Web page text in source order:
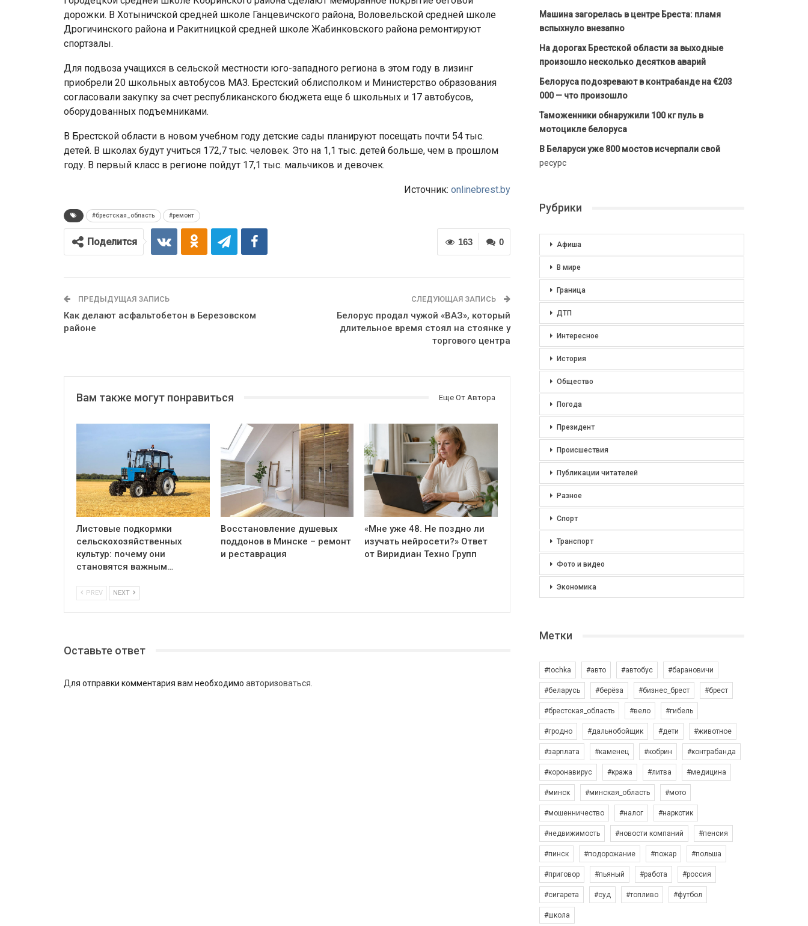
дорожки. В Хотыничской средней школе Ганцевичского района, Воловельской средней школе
Дрогичинского района и Ракитницкой средней школе Жабинковского района ремонтируют
спортзалы.
Для подвоза учащихся в сельской местности юго-западного региона в этом году в лизинг
приобрели 20 школьных автобусов МАЗ. Брестский облисполком и Министерство образования
согласовали закупку за счет республиканского бюджета еще 6 школьных и 17 автобусов,
оборудованных подъемниками.
В Брестской области в новом учебном году детские сады планируют посещать почти 54 тыс.
детей. В школах будут учиться 172,7 тыс. человек. Это на 1,1 тыс. детей больше, чем в прошлом
году. В первый класс в регионе пойдут 17,1 тыс. мальчиков и девочек.
Источник: onlinebrest.by
#брестская_область #ремонт
0
163
Поделится
ПРЕДЫДУЩАЯ ЗАПИСЬ
Как делают асфальтобетон в Березовском
районе
СЛЕДУЮЩАЯ ЗАПИСЬ
Белорус продал чужой «ВАЗ», который
длительное время стоял на стоянке у
торгового центра
Вам также могут понравиться Еще От Автора
Листовые подкормки
сельскохозяйственных
культур: почему они
становятся важным…
Восстановление душевых
поддонов в Минске – ремонт
и реставрация
«Мне уже 48. Не поздно ли
изучать нейросети?» Ответ
от Виридиан Техно Групп
PREV NEXT
Оставьте ответ
Для отправки комментария вам необходимо авторизоваться
Машина загорелась в центре Бреста: пламя
вспыхнуло внезапно
На дорогах Брестской области за выходные
произошло несколько десятков аварий
Белоруса подозревают в контрабанде на €203
000 — что произошло
Таможенники обнаружили 100 кг пуль в
мотоцикле белоруса
В Беларуси уже 800 мостов исчерпали свой
ресурс
Рубрики
Афиша
В мире
Граница
ДТП
Интересное
История
Общество
Погода
Президент
Происшествия
Публикации читателей
Разное
Спорт
Транспорт
Фото и видео
Экономика
Метки
#tochka #авто #автобус #барановичи
#беларусь #берёза #бизнес_брест #брест
#брестская_область #вело #гибель
#гродно #дальнобойщик #дети #животное
#зарплата #каменец #кобрин #контрабанда
#коронавирус #кража #литва #медицина
#минск #минская_область #мото
#мошенничество #налог #наркотик
#недвижимость #новости компаний #пенсия
#пинск #подорожание #пожар #польша
#приговор #пьяный #работа #россия
#сигарета #суд #топливо #футбол
#школа